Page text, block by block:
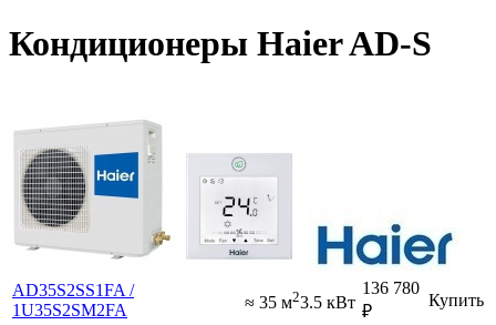
Кондиционеры Haier AD-S
AD35S2SS1FA /
1U35S2SM2FA
≈ 35 м23.5 кВт
136 780
₽
Купить